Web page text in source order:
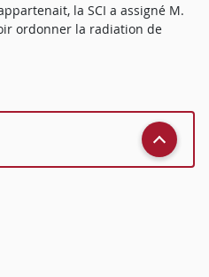
la SCI a assigné M.
ordonner la radiation de